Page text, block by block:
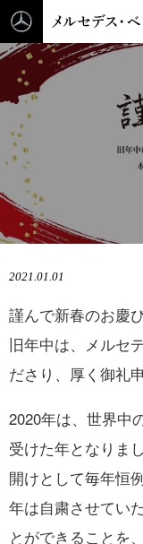
メルセデ
2021.01.01
謹んで新春のお慶
旧年中は、メルセ
ださり、厚く御礼
2020年は、世界中
受けた年となりま
開けとして毎年恒
年は自粛させてい
とができることを